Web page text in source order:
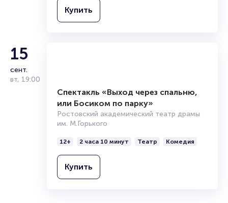
12+ 2 часа
15
Спектакль «Выход через спальню,
или Босиком по парку»
Ростовский академический театр драмы
им. М.Горького